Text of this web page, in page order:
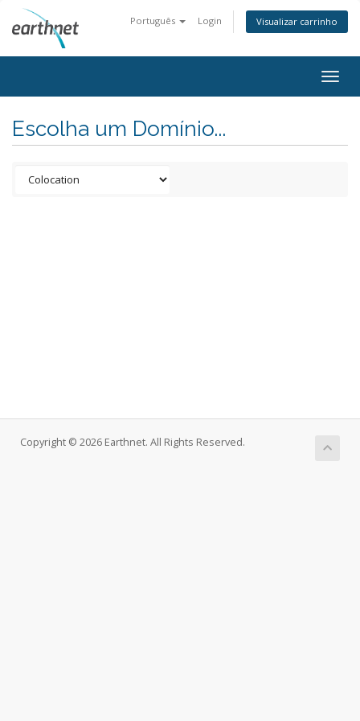
Português Login Visualizar carrinho
Escolha um Domínio...
Copyright © 2026 Earthnet. All Rights Reserved.